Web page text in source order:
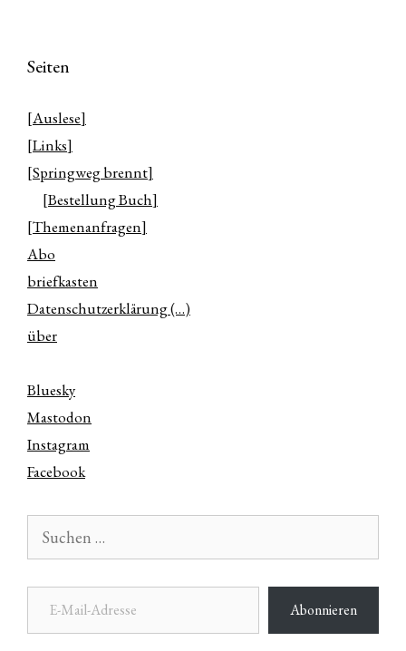
Seiten
[Auslese]
[Links]
[Springweg brennt]
[Bestellung Buch]
[Themenanfragen]
Abo
briefkasten
Datenschutzerklärung (…)
über
Bluesky
Mastodon
Instagram
Facebook
nach:
E-Mail-Adresse
Abonnieren